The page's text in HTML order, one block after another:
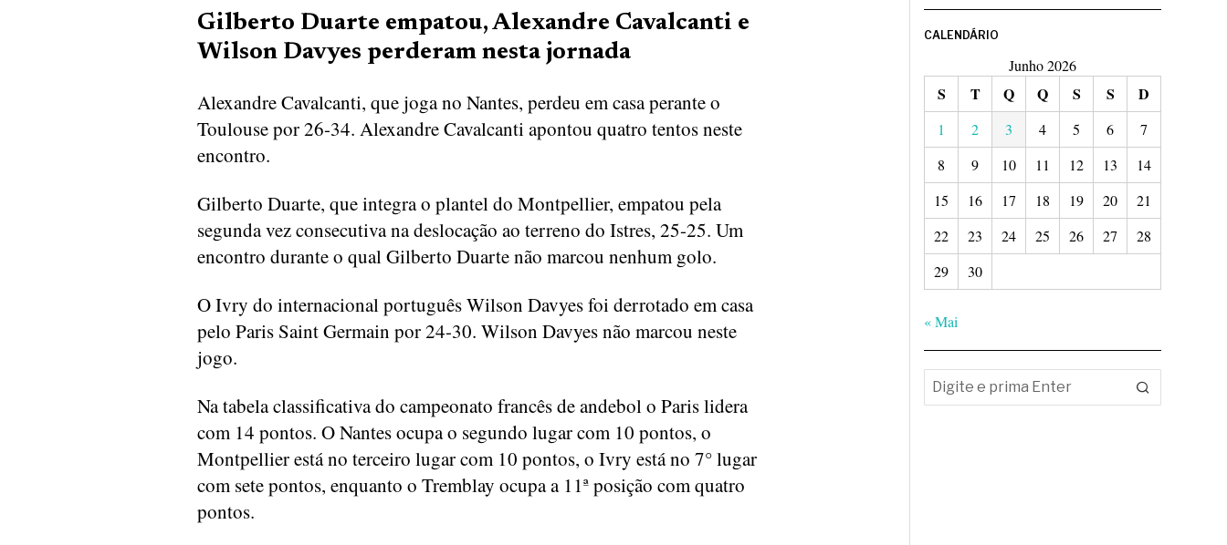
Gilberto Duarte empatou, Alexandre Cavalcanti e
Wilson Davyes perderam nesta jornada
Alexandre Cavalcanti, que joga no Nantes, perdeu em casa perante o
Toulouse por 26-34. Alexandre Cavalcanti apontou quatro tentos neste
encontro.
Gilberto Duarte, que integra o plantel do Montpellier, empatou pela
segunda vez consecutiva na deslocação ao terreno do Istres, 25-25. Um
encontro durante o qual Gilberto Duarte não marcou nenhum golo.
O Ivry do internacional português Wilson Davyes foi derrotado em casa
pelo Paris Saint Germain por 24-30. Wilson Davyes não marcou neste
jogo.
Na tabela classificativa do campeonato francês de andebol o Paris lidera
com 14 pontos. O Nantes ocupa o segundo lugar com 10 pontos, o
Montpellier está no terceiro lugar com 10 pontos, o Ivry está no 7° lugar
com sete pontos, enquanto o Tremblay ocupa a 11ª posição com quatro
pontos.
CALENDÁRIO
Junho 2026
S T Q Q S S D
1 2 3 4 5 6
7
8
9 10 11 12 13
14
15
16 17 18 19 20
21
22
23 24 25 26 27
28
29
30
« Mai